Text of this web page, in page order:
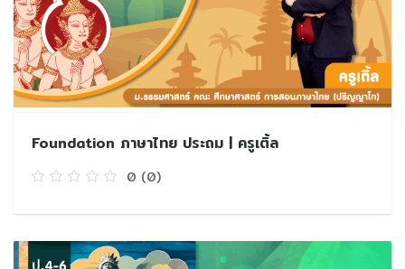
Foundation ภาษาไทย ประถม | ครูเติ้ล
0 (0)